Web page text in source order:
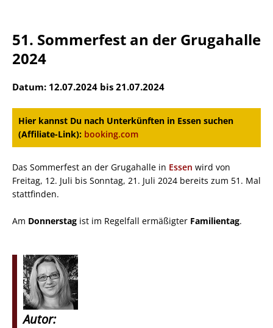
51. Sommerfest an der Grugahalle
2024
Datum: 12.07.2024 bis 21.07.2024
Hier kannst Du nach Unterkünften in Essen suchen
(Affiliate-Link): booking.com
Das Sommerfest an der Grugahalle in Essen wird von
Freitag, 12. Juli bis Sonntag, 21. Juli 2024 bereits zum 51. Mal
stattfinden.
Am Donnerstag ist im Regelfall ermäßigter Familientag.
Autor: